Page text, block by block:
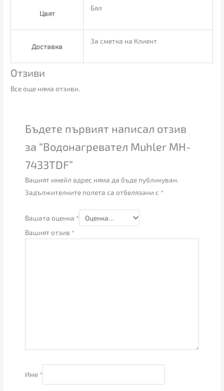
Цвят
Бял
Доставка
За сметка на Клиент
Отзиви
Все още няма отзиви.
Бъдете първият написал отзив
за “Водонагревател Muhler MH-
7433TDF”
Вашият имейл адрес няма да бъде публикуван.
Задължителните полета са отбелязани с *
Вашата оценка *
Вашият отзив *
Име *